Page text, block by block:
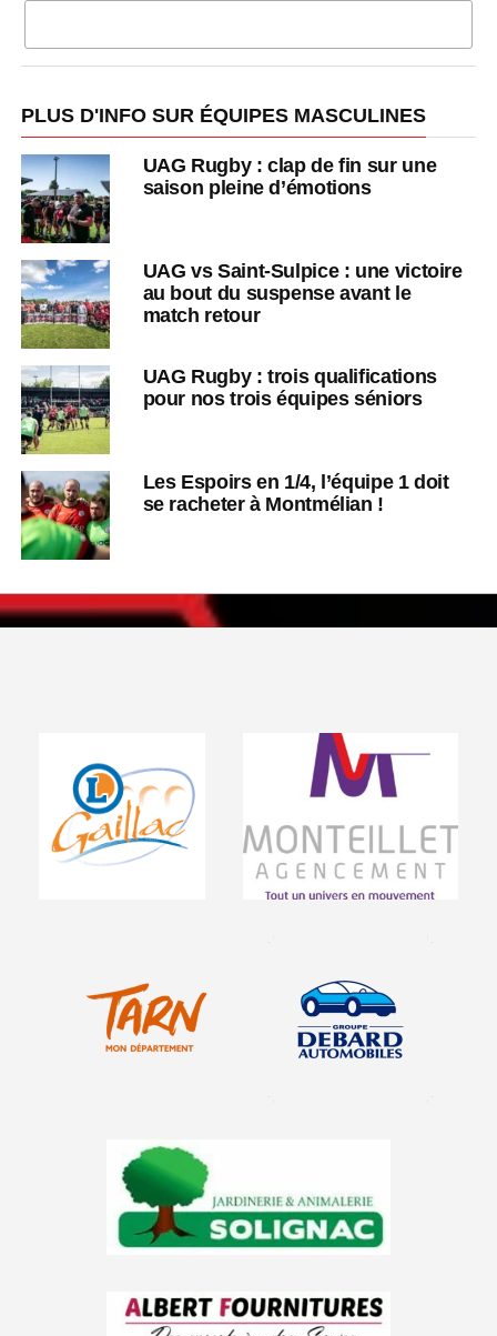
PLUS D'INFO SUR ÉQUIPES MASCULINES
UAG Rugby : clap de fin sur une
saison pleine d’émotions
UAG vs Saint-Sulpice : une victoire
au bout du suspense avant le
match retour
UAG Rugby : trois qualifications
pour nos trois équipes séniors
Les Espoirs en 1/4, l’équipe 1 doit
se racheter à Montmélian !